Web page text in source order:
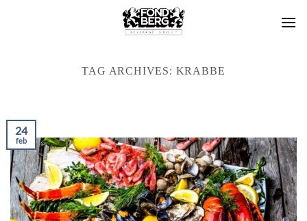
TAG ARCHIVES: KRABBE
24
feb